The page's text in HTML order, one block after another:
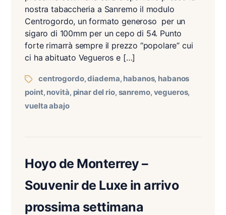
nostra tabaccheria a Sanremo il modulo
Centrogordo, un formato generoso per un
sigaro di 100mm per un cepo di 54. Punto
forte rimarrà sempre il prezzo “popolare” cui
ci ha abituato Vegueros e […]
centrogordo,diadema, habanos, habanos
point, novità, pinar del rio, sanremo, vegueros,
vuelta abajo
Hoyo de Monterrey –
Souvenir de Luxe in arrivo
prossima settimana